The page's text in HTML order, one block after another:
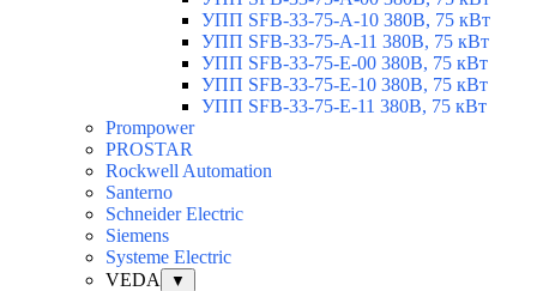
УПП SFB-33-75-A-10 380В, 75 кВт
УПП SFB-33-75-A-11 380В, 75 кВт
УПП SFB-33-75-E-00 380В, 75 кВт
УПП SFB-33-75-E-10 380В, 75 кВт
УПП SFB-33-75-E-11 380В, 75 кВт
Prompower
PROSTAR
Rockwell Automation
Santerno
Schneider Electric
Siemens
Systeme Electric
VEDA
▼